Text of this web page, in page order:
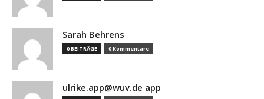
Sarah Behrens
0 BEITRÄGE 0 Kommentare
ulrike.app@wuv.de app